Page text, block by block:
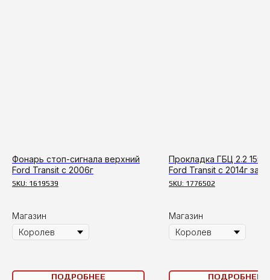
Фонарь стоп-сигнала верхний
Ford Transit c 2006г
SKU: 1619539
Магазин
ПОДРОБНЕЕ
Прокладка ГБЦ 2.2 155
Ford Transit с 2014г
привод
SKU: 1776502
Магазин
ПОДРОБНЕЕ